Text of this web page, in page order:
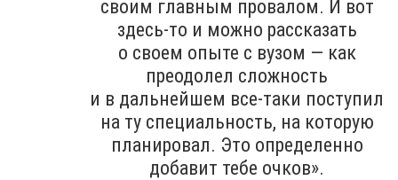
своим главным провалом. И вот
здесь-то и можно рассказать
о своем опыте с вузом — как
преодолел сложность
и в дальнейшем все-таки поступил
на ту специальность, на которую
планировал. Это определенно
добавит тебе очков».